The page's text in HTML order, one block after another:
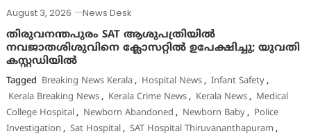
August 3, 2026
News Desk
തിരുവനന്തപുരം SAT ആശുപത്രിയിൽ
നവജാതശിശുവിനെ ക്ലോസറ്റിൽ ഉപേക്ഷിച്ചു; യുവതി
കസ്റ്റഡിയിൽ
Tagged Breaking News Kerala, Hospital News, Infant Safety,
Kerala Breaking News, Kerala Crime News, Kerala News, Medical
College Hospital, Newborn Abandoned , Newborn Baby, Police
Investigation , Sat Hospital, SAT Hospital Thiruvananthapuram ,